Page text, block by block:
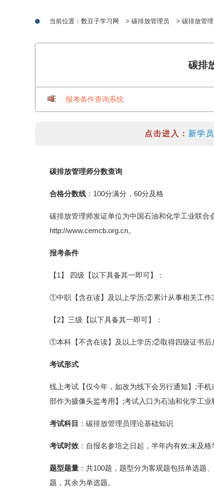
当前位置： 数豆子学习网 > 碳排放管理员 > 碳排放管
碳排
报考条件查询系统
点击进入： 新学
碳排放管理师分数查询
合格分数线 ：100分满分，60分及格
碳排放管理师发证单位为中国石油和化学工业联合
http://www.cemcb.org.cn。
报考条件
【1】 四级【以下具备其一即可】：
①中职【含在读】及以上学历;②累计从事相关工作
【2】三级【以下具备其一即可】：
①本科【不含在读】及以上学历;②取得四级证书后
考试形式
线上考试【仅今年，如改为线下会另行通知】;手
部作为摄像头监考用】;考试入口为石油和化学工业
考试科目 ：碳排放管理员理论基础知识
考试时效 ：自报名参培之日起，半年内有效;未及
题型题量 ：共100题，题型分为客观题包括单选题
题，其余为单选题。